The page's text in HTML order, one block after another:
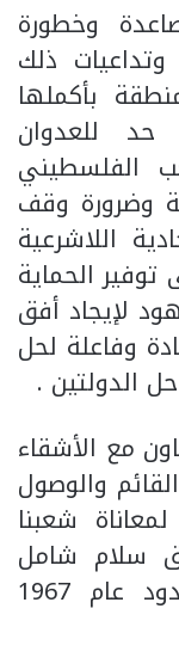
وخطورة
ذلك
بأكملها
للعدوان
الفلسطيني
وضرورة وقف
اللاشرعية
الحماية
لإيجاد أفق
وفاعلة لحل
الدولتين .
مع الأشقاء
والوصول
شعبنا
سلام شامل
يجسد دولة فلسطين على حدود عام 1967